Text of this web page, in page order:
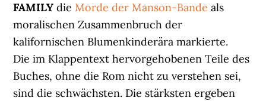
FAMILYdieMorde der Manson-Bande als
moralischen Zusammenbruch der
kalifornischen Blumenkinderära markierte.
Die im Klappentext hervorgehobenen Teile des
Buches, ohne die Rom nicht zu verstehen sei,
sind die schwächsten. Die stärksten ergeben